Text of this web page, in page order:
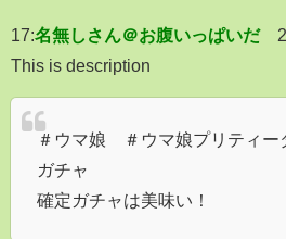
17:名無しさん＠お腹いっぱいだ
This is description
＃ウマ娘 ＃ウマ娘プリティ
ガチャ
確定ガチャは美味い！